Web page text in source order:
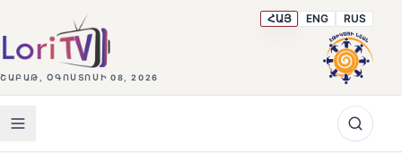
ՇԱԲԱԹ, ՕԳՈՍՏՈՍԻ 08, 2026
ՀԱՅ ENG RUS